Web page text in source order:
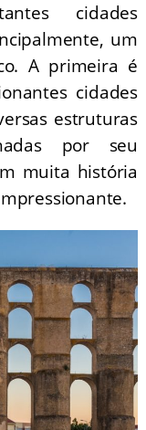
cidades
um
A primeira é
cidades
estruturas
por seu
muita história